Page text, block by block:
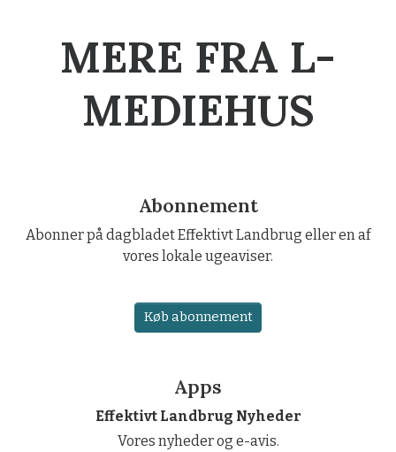
MERE FRA L-
MEDIEHUS
Abonnement
Abonner på dagbladet Effektivt Landbrug eller en af
vores lokale ugeaviser.
Køb abonnement
Apps
Effektivt Landbrug Nyheder
Vores nyheder og e-avis.